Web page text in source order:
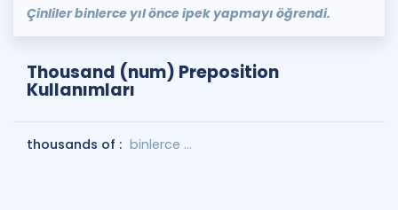
Çinliler binlerce yıl önce ipek yapmayı öğrendi.
Thousand (num) Preposition
Kullanımları
thousands of : binlerce ...